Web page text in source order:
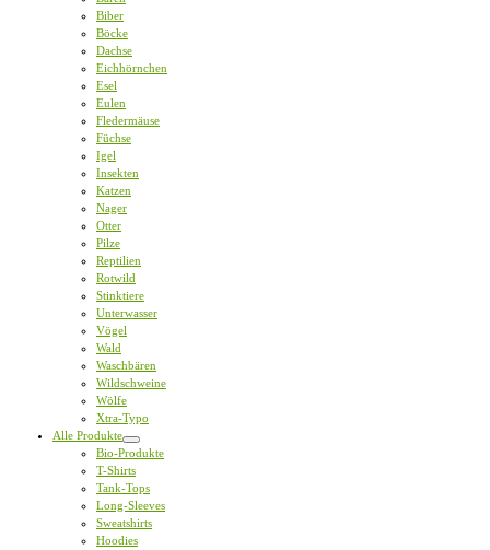
Biber
Böcke
Dachse
Eichhörnchen
Esel
Eulen
Fledermäuse
Füchse
Igel
Insekten
Katzen
Nager
Otter
Pilze
Reptilien
Rotwild
Stinktiere
Unterwasser
Vögel
Wald
Waschbären
Wildschweine
Wölfe
Xtra-Typo
Alle Produkte
Bio-Produkte
T-Shirts
Tank-Tops
Long-Sleeves
Sweatshirts
Hoodies